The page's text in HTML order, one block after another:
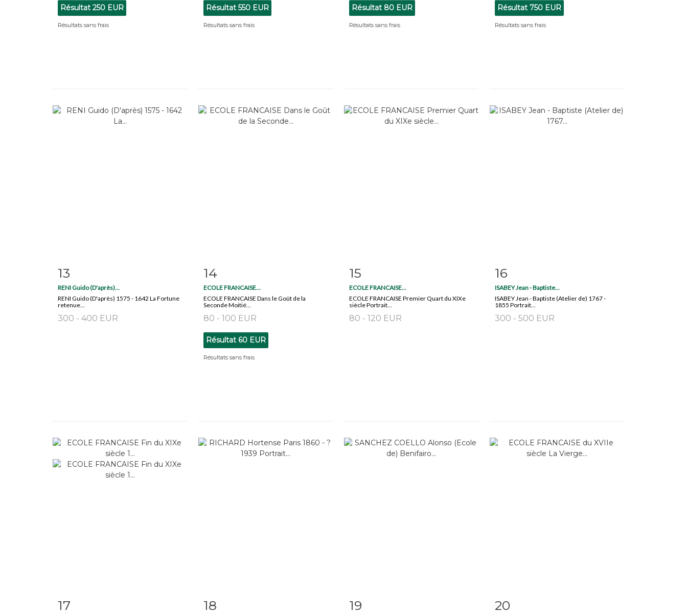
Résultat 250 EUR
Résultats sans frais
Résultat 550 EUR
Résultats sans frais
Résultat 80 EUR
Résultats sans frais
Résultat 750 EUR
Résultats sans frais
Fiche détaillée
13
RENI Guido (D'après)...
RENI Guido (D'après) 1575 - 1642 La Fortune
retenue...
300 - 400 EUR
Fiche détaillée
14
ECOLE FRANCAISE...
ECOLE FRANCAISE Dans le Goût de la
Seconde Moitié...
80 - 100 EUR
Résultat 60 EUR
Résultats sans frais
Fiche détaillée
15
ECOLE FRANCAISE...
ECOLE FRANCAISE Premier Quart du XIXe
siècle Portrait...
80 - 120 EUR
Fiche détaillée
16
ISABEY Jean - Baptiste...
ISABEY Jean - Baptiste (Atelier de) 1767 -
1855 Portrait...
300 - 500 EUR
Fiche détaillée
17 Fiche détaillée
18 Fiche détaillée
19 Fiche détaillée
20